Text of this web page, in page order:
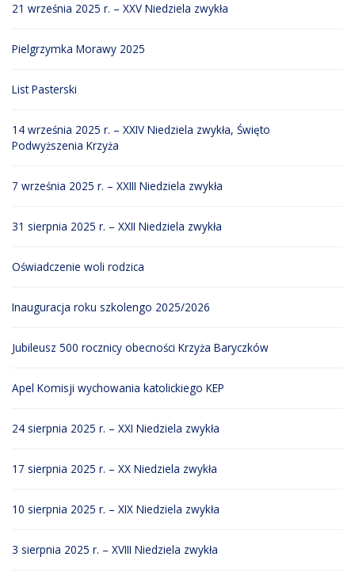
21 września 2025 r. – XXV Niedziela zwykła
Pielgrzymka Morawy 2025
List Pasterski
14 września 2025 r. – XXIV Niedziela zwykła, Święto
Podwyższenia Krzyża
7 września 2025 r. – XXIII Niedziela zwykła
31 sierpnia 2025 r. – XXII Niedziela zwykła
Oświadczenie woli rodzica
Inauguracja roku szkolengo 2025/2026
Jubileusz 500 rocznicy obecności Krzyża Baryczków
Apel Komisji wychowania katolickiego KEP
24 sierpnia 2025 r. – XXI Niedziela zwykła
17 sierpnia 2025 r. – XX Niedziela zwykła
10 sierpnia 2025 r. – XIX Niedziela zwykła
3 sierpnia 2025 r. – XVIII Niedziela zwykła